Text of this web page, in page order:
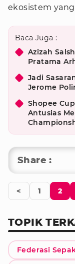
ekosistem
Baca Juga :
Azizah
Pratama
Jadi
Jerome
Shopee
Antusias
Share :
< 1 2
TOPIK
Federasi